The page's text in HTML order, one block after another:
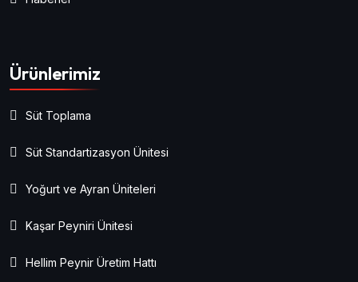
Ürünlerimiz
Süt Toplama
Süt Standartizasyon Ünitesi
Yoğurt ve Ayran Üniteleri
Kaşar Peyniri Ünitesi
Hellim Peynir Üretim Hattı